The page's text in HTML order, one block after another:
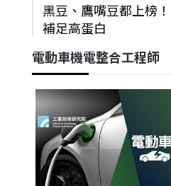
黑豆、鷹嘴豆都上榜
補足高蛋白
電動車機電整合工程師